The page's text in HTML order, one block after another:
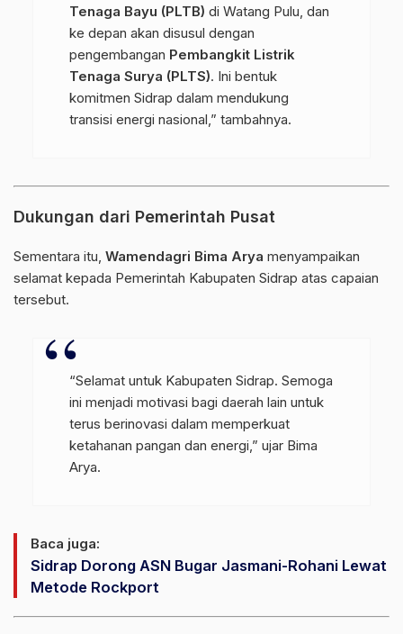
Tenaga Bayu (PLTB) di Watang Pulu, dan
ke depan akan disusul dengan
pengembangan Pembangkit Listrik
Tenaga Surya (PLTS). Ini bentuk
komitmen Sidrap dalam mendukung
transisi energi nasional,” tambahnya.
Dukungan dari Pemerintah Pusat
Sementara itu, Wamendagri Bima Arya menyampaikan
selamat kepada Pemerintah Kabupaten Sidrap atas capaian
tersebut.
“Selamat untuk Kabupaten Sidrap. Semoga
ini menjadi motivasi bagi daerah lain untuk
terus berinovasi dalam memperkuat
ketahanan pangan dan energi,” ujar Bima
Arya.
Baca juga:
Sidrap Dorong ASN Bugar Jasmani-Rohani Lewat
Metode Rockport